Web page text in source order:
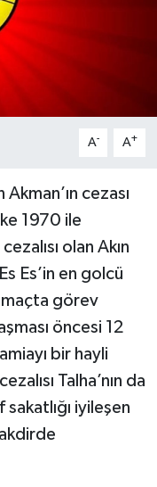
A- A+
Akman’ın cezası
1970 ile
olan Akın
Es’in en golcü
maçta görev
öncesi 12
bir hayli
Talha’nın da
iyileşen